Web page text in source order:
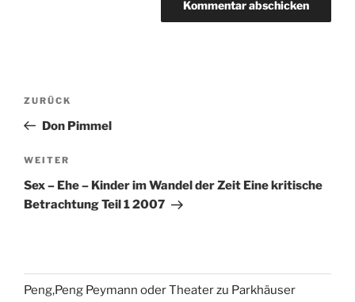
Beitragsnavigation
Vorheriger
Beitrag
ZURÜCK
Don Pimmel
Nächster
Beitrag
WEITER
Sex – Ehe – Kinder im Wandel der Zeit Eine kritische
Betrachtung Teil 1 2007
Peng,Peng Peymann oder Theater zu Parkhäuser